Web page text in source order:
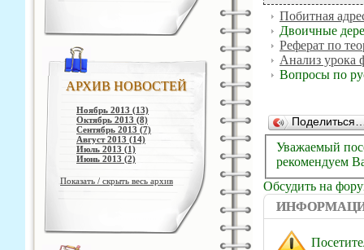
АРХИВ НОВОСТЕЙ
Ноябрь 2013 (13)
Октябрь 2013 (8)
Сентябрь 2013 (7)
Август 2013 (14)
Июль 2013 (1)
Июнь 2013 (2)
Показать / скрыть весь архив
Побитная
Двоичные
Реферат по
Анализ урока
Вопросы по
Уважаемый
рекомендуем
Обсудить на